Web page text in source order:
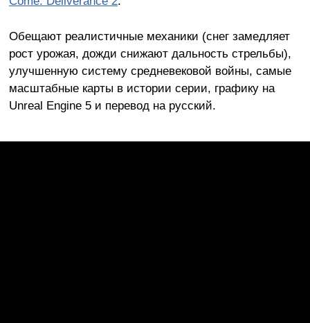
Обещают реалистичные механики (снег замедляет
рост урожая, дожди снижают дальность стрельбы),
улучшенную систему средневековой войны, самые
масштабные карты в истории серии, графику на
Unreal Engine 5 и перевод на русский.